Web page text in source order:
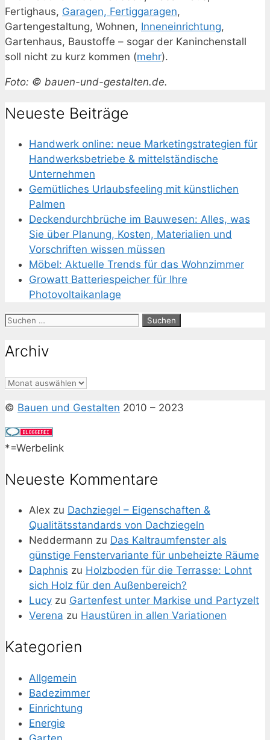
Fertighaus, Garagen, Fertiggaragen,
Gartengestaltung, Wohnen, Inneneinrichtung,
Gartenhaus, Baustoffe – sogar der Kaninchenstall
soll nicht zu kurz kommen (mehr).
Foto: © bauen-und-gestalten.de.
Neueste Beiträge
Handwerk online: neue Marketingstrategien für
Handwerksbetriebe & mittelständische
Unternehmen
Gemütliches Urlaubsfeeling mit künstlichen
Palmen
Deckendurchbrüche im Bauwesen: Alles, was
Sie über Planung, Kosten, Materialien und
Vorschriften wissen müssen
Möbel: Aktuelle Trends für das Wohnzimmer
Growatt Batteriespeicher für Ihre
Photovoltaikanlage
Suchen
Archiv
Archiv
© Bauen und Gestalten 2010 – 2023
*=Werbelink
Neueste Kommentare
Alex zu Dachziegel – Eigenschaften &
Qualitätsstandards von Dachziegeln
Neddermann zu Das Kaltraumfenster als
günstige Fenstervariante für unbeheizte Räume
Daphnis zu Holzboden für die Terrasse: Lohnt
sich Holz für den Außenbereich?
Lucy zu Gartenfest unter Markise und Partyzelt
Verena zu Haustüren in allen Variationen
Kategorien
Allgemein
Badezimmer
Einrichtung
Energie